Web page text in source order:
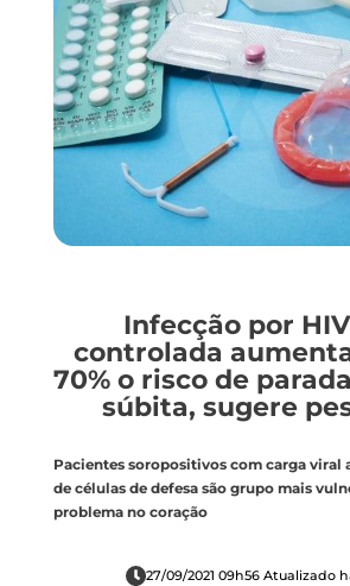
Infecção por
controlada
70% o risco de
súbita, sugere
Pacientes soropositivos com carga viral
de células de defesa são grupo mais
problema no coração
27/09/2021 09h56 Atualizado